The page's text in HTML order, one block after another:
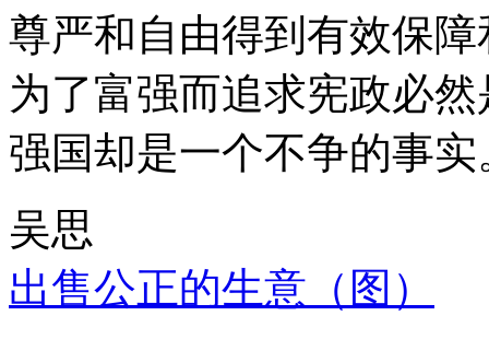
尊严和自由得到有效保
为了富强而追求宪政必
强国却是一个不争的事实
吴思
出售公正的生意（图）